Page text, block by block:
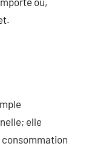
elle
consommation